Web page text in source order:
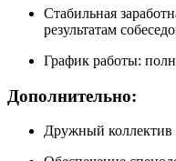
Стабильная
результатам
График работы:
Дополнительно:
Дружный коллектив